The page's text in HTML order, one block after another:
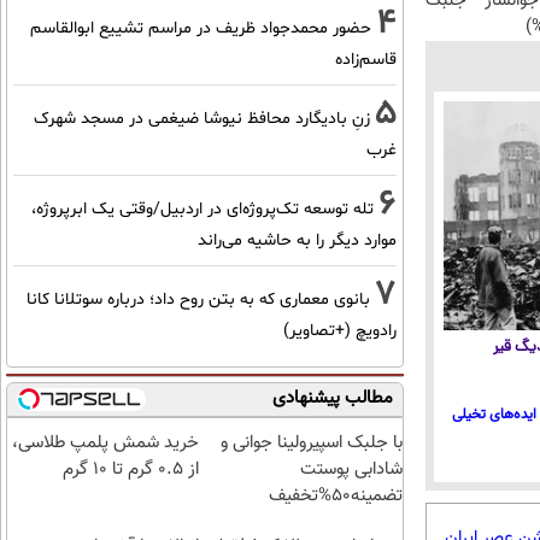
دیگ قیر
تخیلی
4 حضور محمدجواد ظریف در مراسم تشییع ابوالقاسم
قاسم‌زاده
5 زنِ بادیگارد محافظ نیوشا ضیغمی در مسجد شهرک
غرب
6 تله توسعه تک‌پروژه‌ای در اردبیل/وقتی یک ابرپروژه،
موارد دیگر را به حاشیه می‌راند
7 بانوی معماری که به بتن روح داد؛ درباره سوتلانا کانا
رادویچ (+تصاویر)
مطالب پیشنهادی
با جلبک اسپیرولینا جوانی و
شادابی پوستت
تضمینه50%تخفیف
خرید شمش پلمپ طلاسی،
از ۰.۵ گرم تا ۱۰ گرم